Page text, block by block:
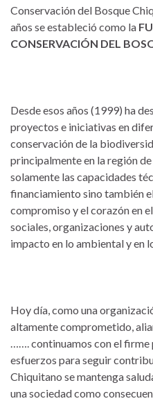
Conservación del Bosque
años se estableció como la
CONSERVACIÓN DEL
Desde esos años (1999) ha
proyectos e iniciativas en
conservación de la
principalmente en la región
solamente las capacidades
financiamiento sino también
compromiso y el corazón en
sociales, organizaciones y
impacto en lo ambiental y en
Hoy día, como una
altamente comprometido,
……. continuamos con el
esfuerzos para seguir
Chiquitano se mantenga
una sociedad como